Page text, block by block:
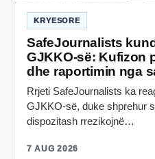
KRYESORE
SafeJournalists
GJKKO-së: Kufizon
dhe raportimin nga
Rrjeti SafeJournalists ka
GJKKO-së, duke shprehur
dispozitash rrezikojnë…
7 AUG 2026